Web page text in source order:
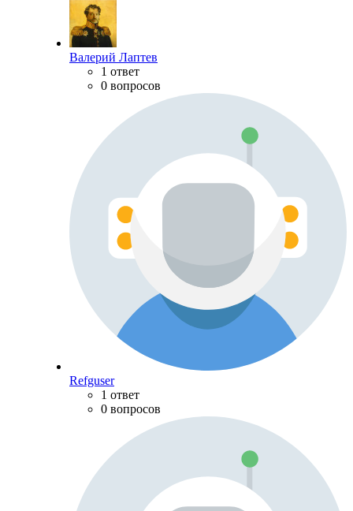
Валерий Лаптев
1 ответ
0 вопросов
Refguser
1 ответ
0 вопросов